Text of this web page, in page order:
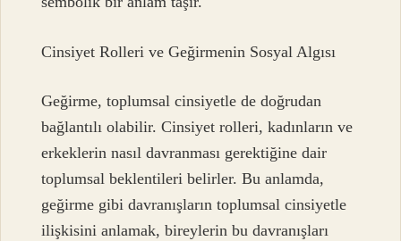
Cinsiyet Rolleri ve Geğirmenin Sosyal Algısı
Geğirme, toplumsal cinsiyetle de doğrudan
bağlantılı olabilir. Cinsiyet rolleri, kadınların ve
erkeklerin nasıl davranması gerektiğine dair
toplumsal beklentileri belirler. Bu anlamda,
geğirme gibi davranışların toplumsal cinsiyetle
ilişkisini anlamak, bireylerin bu davranışları